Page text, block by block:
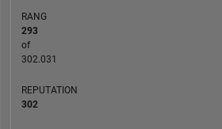
RANG
293
of
302.031
REPUTATION
302